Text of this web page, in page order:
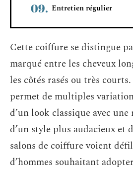
Entretien régulier
Cette coiffure se distingue
marqué entre les cheveux
les côtés rasés ou très
permet de multiples
d’un look classique avec
d’un style plus audacieux et
salons de coiffure voient
d’hommes souhaitant